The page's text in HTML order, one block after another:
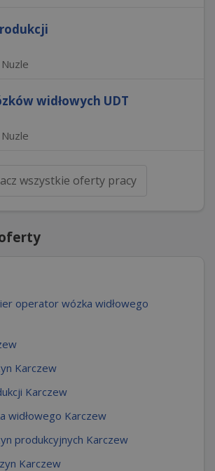
widłowych UDT
wszystkie oferty pracy
operator wózka widłowego
Karczew
Karczew
widłowego Karczew
produkcyjnych Karczew
Karczew